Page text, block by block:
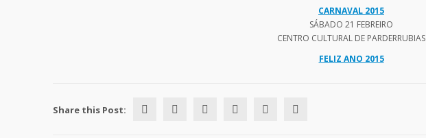
CARNAVAL 2015
SÁBADO 21 FEBREIRO
CENTRO CULTURAL DE PARDERRUBIAS
FELIZ ANO 2015
Share this Post: